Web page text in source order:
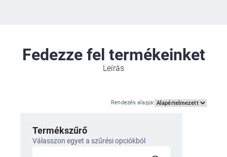
Fedezze fel termékeinket
Leírás
Rendezés alapja:
Termékszűrő
Válasszon egyet a szűrési opciókból